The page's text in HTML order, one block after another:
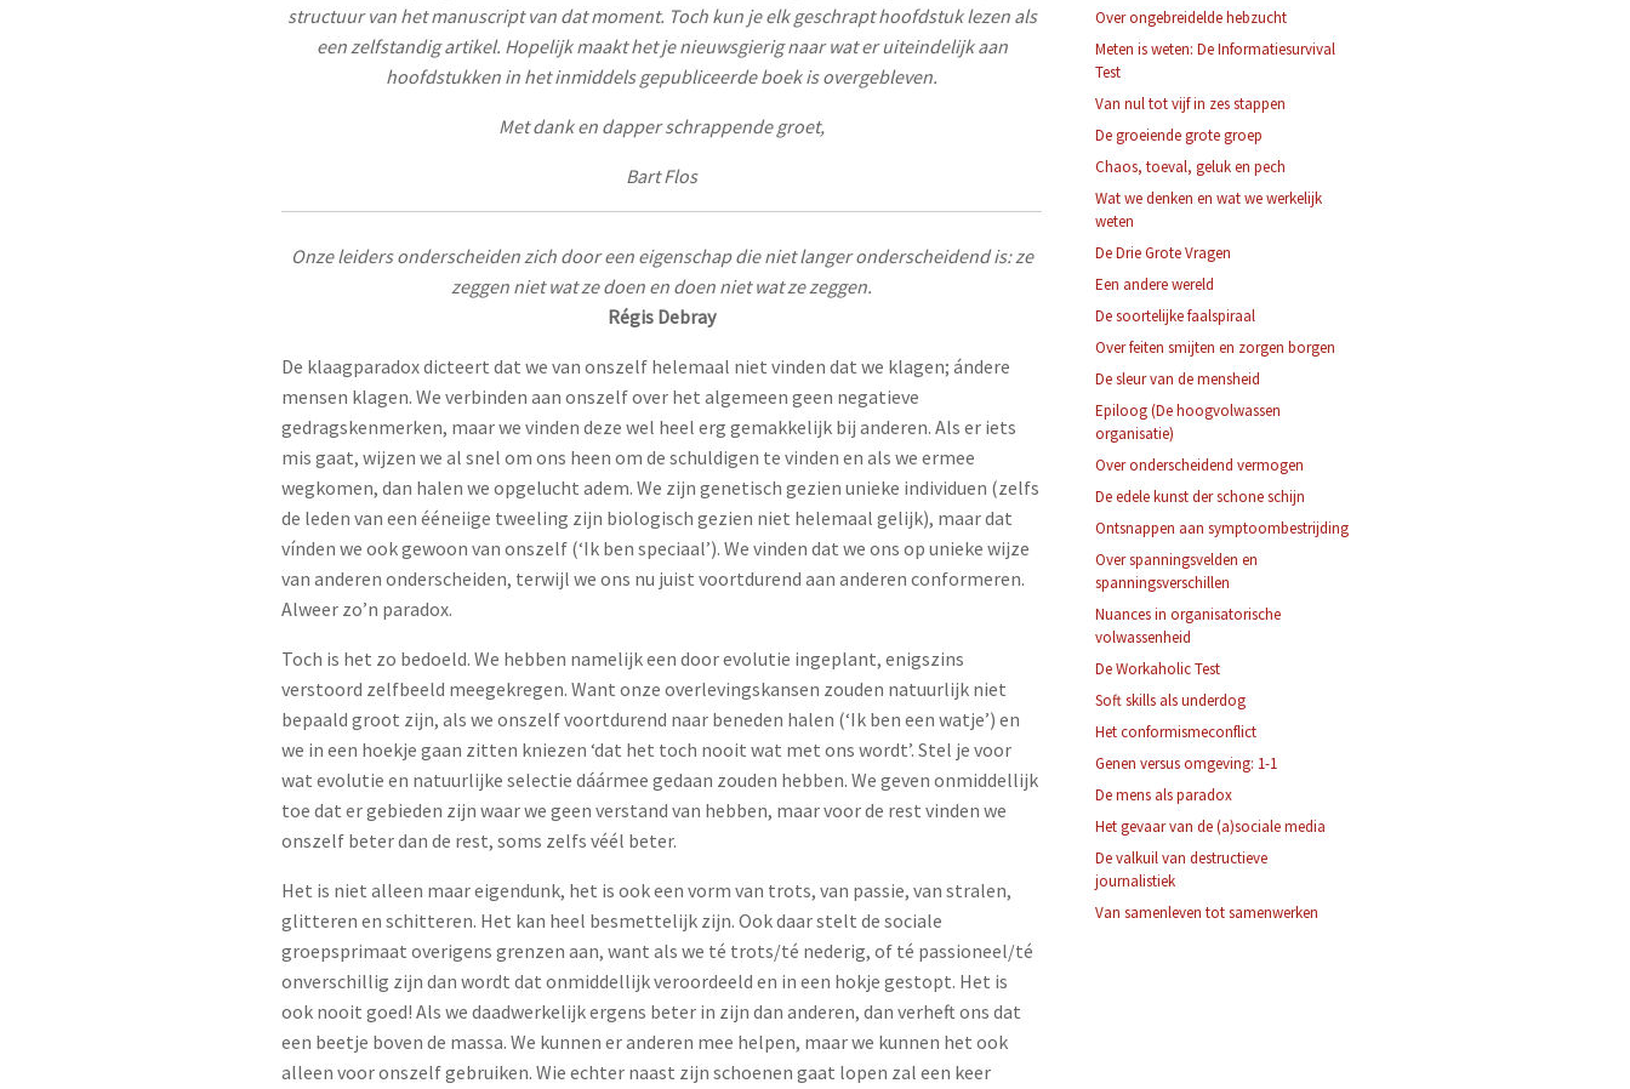
structuur van het manuscript van dat moment. Toch kun je elk geschrapt hoofdstuk lezen als
een zelfstandig artikel. Hopelijk maakt het je nieuwsgierig naar wat er uiteindelijk aan
hoofdstukken in het inmiddels gepubliceerde boek is overgebleven.
Met dank en dapper schrappende groet,
Bart Flos
Onze leiders onderscheiden zich door een eigenschap die niet langer onderscheidend is: ze
zeggen niet wat ze doen en doen niet wat ze zeggen.
Régis Debray
De klaagparadox dicteert dat we van onszelf helemaal niet vinden dat we klagen; ándere
mensen klagen. We verbinden aan onszelf over het algemeen geen negatieve
gedragskenmerken, maar we vinden deze wel heel erg gemakkelijk bij anderen. Als er iets
mis gaat, wijzen we al snel om ons heen om de schuldigen te vinden en als we ermee
wegkomen, dan halen we opgelucht adem. We zijn genetisch gezien unieke individuen (zelfs
de leden van een ééneiige tweeling zijn biologisch gezien niet helemaal gelijk), maar dat
vínden we ook gewoon van onszelf (‘Ik ben speciaal’). We vinden dat we ons op unieke wijze
van anderen onderscheiden, terwijl we ons nu juist voortdurend aan anderen conformeren.
Alweer zo’n paradox.
Toch is het zo bedoeld. We hebben namelijk een door evolutie ingeplant, enigszins
verstoord zelfbeeld meegekregen. Want onze overlevingskansen zouden natuurlijk niet
bepaald groot zijn, als we onszelf voortdurend naar beneden halen (‘Ik ben een watje’) en
we in een hoekje gaan zitten kniezen ‘dat het toch nooit wat met ons wordt’. Stel je voor
wat evolutie en natuurlijke selectie dáármee gedaan zouden hebben. We geven onmiddellijk
toe dat er gebieden zijn waar we geen verstand van hebben, maar voor de rest vinden we
onszelf beter dan de rest, soms zelfs véél beter.
Het is niet alleen maar eigendunk, het is ook een vorm van trots, van passie, van stralen,
glitteren en schitteren. Het kan heel besmettelijk zijn. Ook daar stelt de sociale
groepsprimaat overigens grenzen aan, want als we té trots/té nederig, of té passioneel/té
onverschillig zijn dan wordt dat onmiddellijk veroordeeld en in een hokje gestopt. Het is
ook nooit goed! Als we daadwerkelijk ergens beter in zijn dan anderen, dan verheft ons dat
een beetje boven de massa. We kunnen er anderen mee helpen, maar we kunnen het ook
alleen voor onszelf gebruiken. Wie echter naast zijn schoenen gaat lopen zal een keer
Over ongebreidelde hebzucht
Meten is weten: De Informatiesurvival
Test
Van nul tot vijf in zes stappen
De groeiende grote groep
Chaos, toeval, geluk en pech
Wat we denken en wat we werkelijk
weten
De Drie Grote Vragen
Een andere wereld
De soortelijke faalspiraal
Over feiten smijten en zorgen borgen
De sleur van de mensheid
Epiloog (De hoogvolwassen
organisatie)
Over onderscheidend vermogen
De edele kunst der schone schijn
Ontsnappen aan symptoombestrijding
Over spanningsvelden en
spanningsverschillen
Nuances in organisatorische
volwassenheid
De Workaholic Test
Soft skills als underdog
Het conformismeconflict
Genen versus omgeving: 1-1
De mens als paradox
Het gevaar van de (a)sociale media
De valkuil van destructieve
journalistiek
Van samenleven tot samenwerken